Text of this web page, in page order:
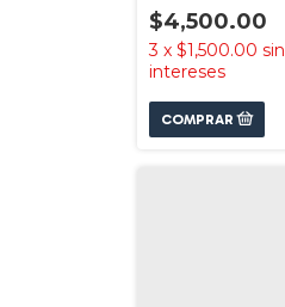
$4,500.00
3 x $1,500.00 sin
intereses